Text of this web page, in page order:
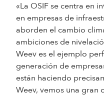
«La OSIF se centra en
en empresas de
aborden el cambio
ambiciones de
Weev es el ejemplo
generación de
están haciendo
Weev, vemos una